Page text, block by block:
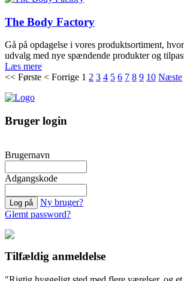
The Body Factory
Gå på opdagelse i vores produktsortiment,
udvalg med nye spændende produkter og
Læs mere
<< Første < Forrige 1 2 3 4 5 6 7 8 9 10 Næste
Bruger login
Brugernavn
Adgangskode
Ny bruger?
Glemt password?
Tilfældig anmeldelse